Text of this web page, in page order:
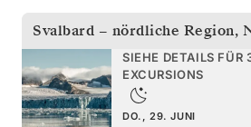
Svalbard – nördliche Region,
SIEHE DETAILS FÜR
EXCURSIONS
DO., 29. JUNI